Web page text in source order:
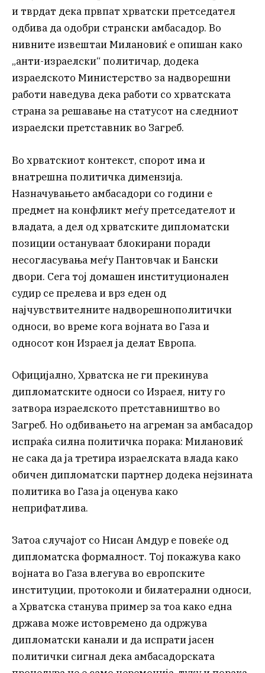
и тврдат дека првпат хрватски претседател
одбива да одобри странски амбасадор. Во
нивните извештаи Милановиќ е опишан како
„анти-израелски“ политичар, додека
израелското Министерство за надворешни
работи наведува дека работи со хрватската
страна за решавање на статусот на следниот
израелски претставник во Загреб.
Во хрватскиот контекст, спорот има и
внатрешна политичка димензија.
Назначувањето амбасадори со години е
предмет на конфликт меѓу претседателот и
владата, а дел од хрватските дипломатски
позиции остануваат блокирани поради
несогласувања меѓу Пантовчак и Бански
двори. Сега тој домашен институционален
судир се прелева и врз еден од
најчувствителните надворешнополитички
односи, во време кога војната во Газа и
односот кон Израел ја делат Европа.
Официјално, Хрватска не ги прекинува
дипломатските односи со Израел, ниту го
затвора израелското претставништво во
Загреб. Но одбивањето на агреман за амбасадор
испраќа силна политичка порака: Милановиќ
не сака да ја третира израелската влада како
обичен дипломатски партнер додека нејзината
политика во Газа ја оценува како
неприфатлива.
Затоа случајот со Нисан Амдур е повеќе од
дипломатска формалност. Тој покажува како
војната во Газа влегува во европските
институции, протоколи и билатерални односи,
а Хрватска станува пример за тоа како една
држава може истовремено да одржува
дипломатски канали и да испрати јасен
политички сигнал дека амбасадорската